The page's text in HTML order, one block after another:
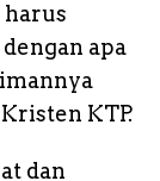
harus
apa
KTP.
dan